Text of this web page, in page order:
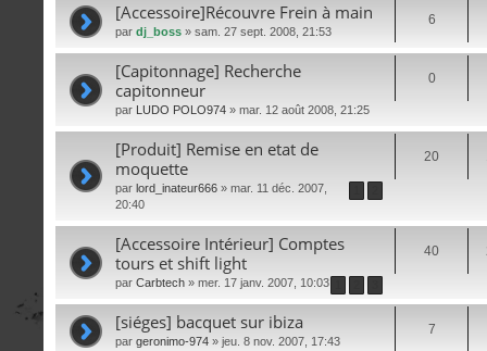
[Accessoire]Récouvre Frein à main
par dj_boss » sam. 27 sept. 2008, 21:53
6
[Capitonnage] Recherche
capitonneur
par LUDO POLO974 » mar. 12 août 2008, 21:25
0
[Produit] Remise en etat de
moquette
par lord_inateur666 » mar. 11 déc. 2007,
20:40
20
[Accessoire Intérieur] Comptes
tours et shift light
par Carbtech » mer. 17 janv. 2007, 10:03
40
[siéges] bacquet sur ibiza
par geronimo-974 » jeu. 8 nov. 2007, 17:43
7